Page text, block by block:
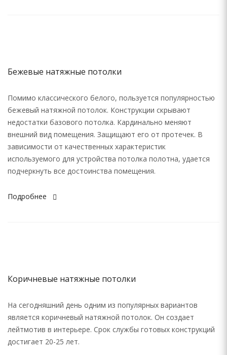
Бежевые натяжные потолки
Помимо классического белого, пользуется популярностью
бежевый натяжной потолок. Конструкции скрывают
недостатки базового потолка. Кардинально меняют
внешний вид помещения. Защищают его от протечек. В
зависимости от качественных характеристик
используемого для устройства потолка полотна, удается
подчеркнуть все достоинства помещения.
Подробнее
Коричневые натяжные потолки
На сегодняшний день одним из популярных вариантов
является коричневый натяжной потолок. Он создает
лейтмотив в интерьере. Срок службы готовых конструкций
достигает 20-25 лет.